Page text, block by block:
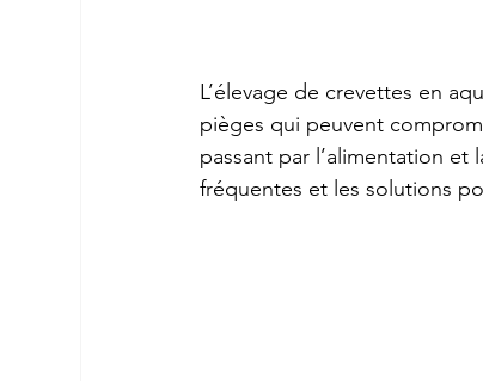
L’élevage de crevettes en
pièges qui peuvent
passant par l’alimentation
fréquentes et les solutions